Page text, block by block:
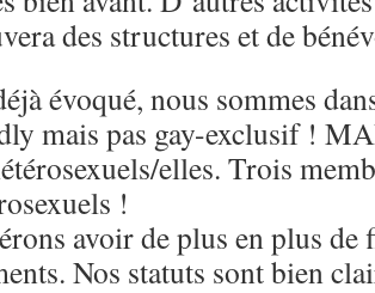
des structures et de
évoqué, nous sommes
mais pas gay-exclusif !
elles. Trois
!
avoir de plus en plus
Nos statuts sont bien